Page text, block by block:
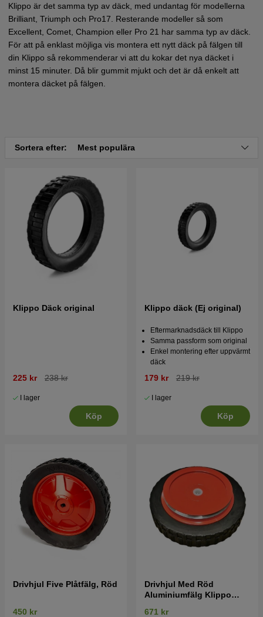
Klippo är det samma typ av däck, med undantag för modellerna
Brilliant, Triumph och Pro17. Resterande modeller så som
Excellent, Comet, Champion eller Pro 21 har samma typ av däck.
För att på enklast möjliga vis montera ett nytt däck på fälgen till
din Klippo så rekommenderar vi att du kokar det nya däcket i
minst 15 minuter. Då blir gummit mjukt och det är då enkelt att
montera däcket på fälgen.
Sortera efter: Mest populära
Klippo Däck original
225 kr 238 kr
I lager
Köp
Klippo däck (Ej original)
Eftermarknadsdäck till Klippo
Samma passform som original
Enkel montering efter uppvärmt
däck
179 kr 219 kr
I lager
Köp
Drivhjul Five Plåtfälg, Röd
450 kr
Drivhjul Med Röd
Aluminiumfälg Klippo
671 kr